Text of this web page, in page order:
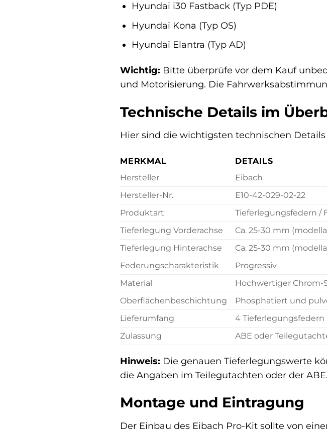
Hyundai i30 Fastback (Typ PDE)
Hyundai Kona (Typ OS)
Hyundai Elantra (Typ AD)
Wichtig: Bitte überprüfe vor dem Kauf
und Motorisierung. Die
Technische Details im
Hier sind die wichtigsten technischen Details
MERKMAL
DETAILS
Hersteller
Eibach
Hersteller-Nr.
E10-42-029-02-22
Produktart
Tieferlegungsfedern /
Tieferlegung Vorderachse
Ca. 25-30 mm
Tieferlegung Hinterachse
Ca. 25-30 mm
Federungscharakteristik
Progressiv
Material
Hochwertiger Chrom-
Oberflächenbeschichtung
Phosphatiert und
Lieferumfang
4 Tieferlegungsfedern
Zulassung
ABE oder
Hinweis: Die genauen Tieferlegungswerte
die Angaben im Teilegutachten oder der ABE.
Montage und Eintragung
Der Einbau des Eibach Pro-Kit sollte von